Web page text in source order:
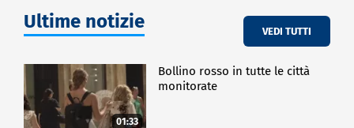
Ultime notizie VEDI TUTTI
01:33
Bollino rosso in tutte le città
monitorate